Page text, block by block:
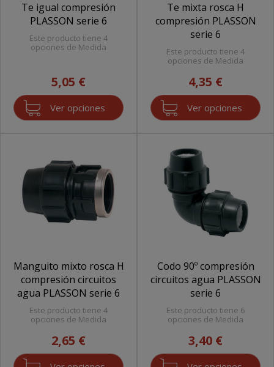
Te igual compresión
PLASSON serie 6
Este producto tiene 4
opciones de Medida
5,05 €
Ver opciones
Te mixta rosca H
compresión PLASSON
serie 6
Este producto tiene 4
opciones de Medida
4,35 €
Ver opciones
Manguito mixto rosca H
compresión circuitos
agua PLASSON serie 6
Este producto tiene 4
opciones de Medida
2,65 €
Codo 90º compresión
circuitos agua PLASSON
serie 6
Este producto tiene 6
opciones de Medida
3,40 €